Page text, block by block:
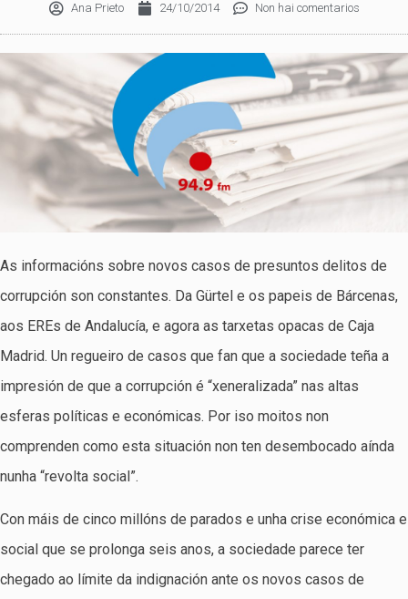
Ana Prieto 24/10/2014 Non hai comentarios
As informacións sobre novos casos de presuntos delitos de
corrupción son constantes. Da Gürtel e os papeis de Bárcenas,
aos EREs de Andalucía, e agora as tarxetas opacas de Caja
Madrid. Un regueiro de casos que fan que a sociedade teña a
impresión de que a corrupción é “xeneralizada” nas altas
esferas políticas e económicas. Por iso moitos non
comprenden como esta situación non ten desembocado aínda
nunha “revolta social”.
Con máis de cinco millóns de parados e unha crise económica e
social que se prolonga seis anos, a sociedade parece ter
chegado ao límite da indignación ante os novos casos de